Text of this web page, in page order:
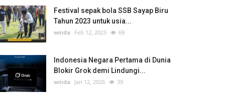
Festival sepak bola SSB Sayap Biru
Tahun 2023 untuk usia...
winda Feb 12, 2023 69
Indonesia Negara Pertama di Dunia
Blokir Grok demi Lindungi...
winda Jan 12, 2026 39